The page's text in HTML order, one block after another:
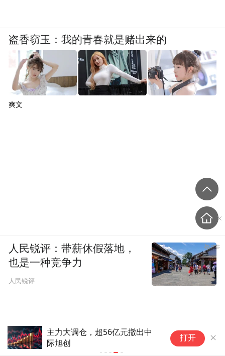
主力大调仓，超56亿元撤出中
际旭创
打开
盗香窃玉：我的青春就是赌出来的
爽文
人民锐评：带薪休假落地，
也是一种竞争力
人民锐评